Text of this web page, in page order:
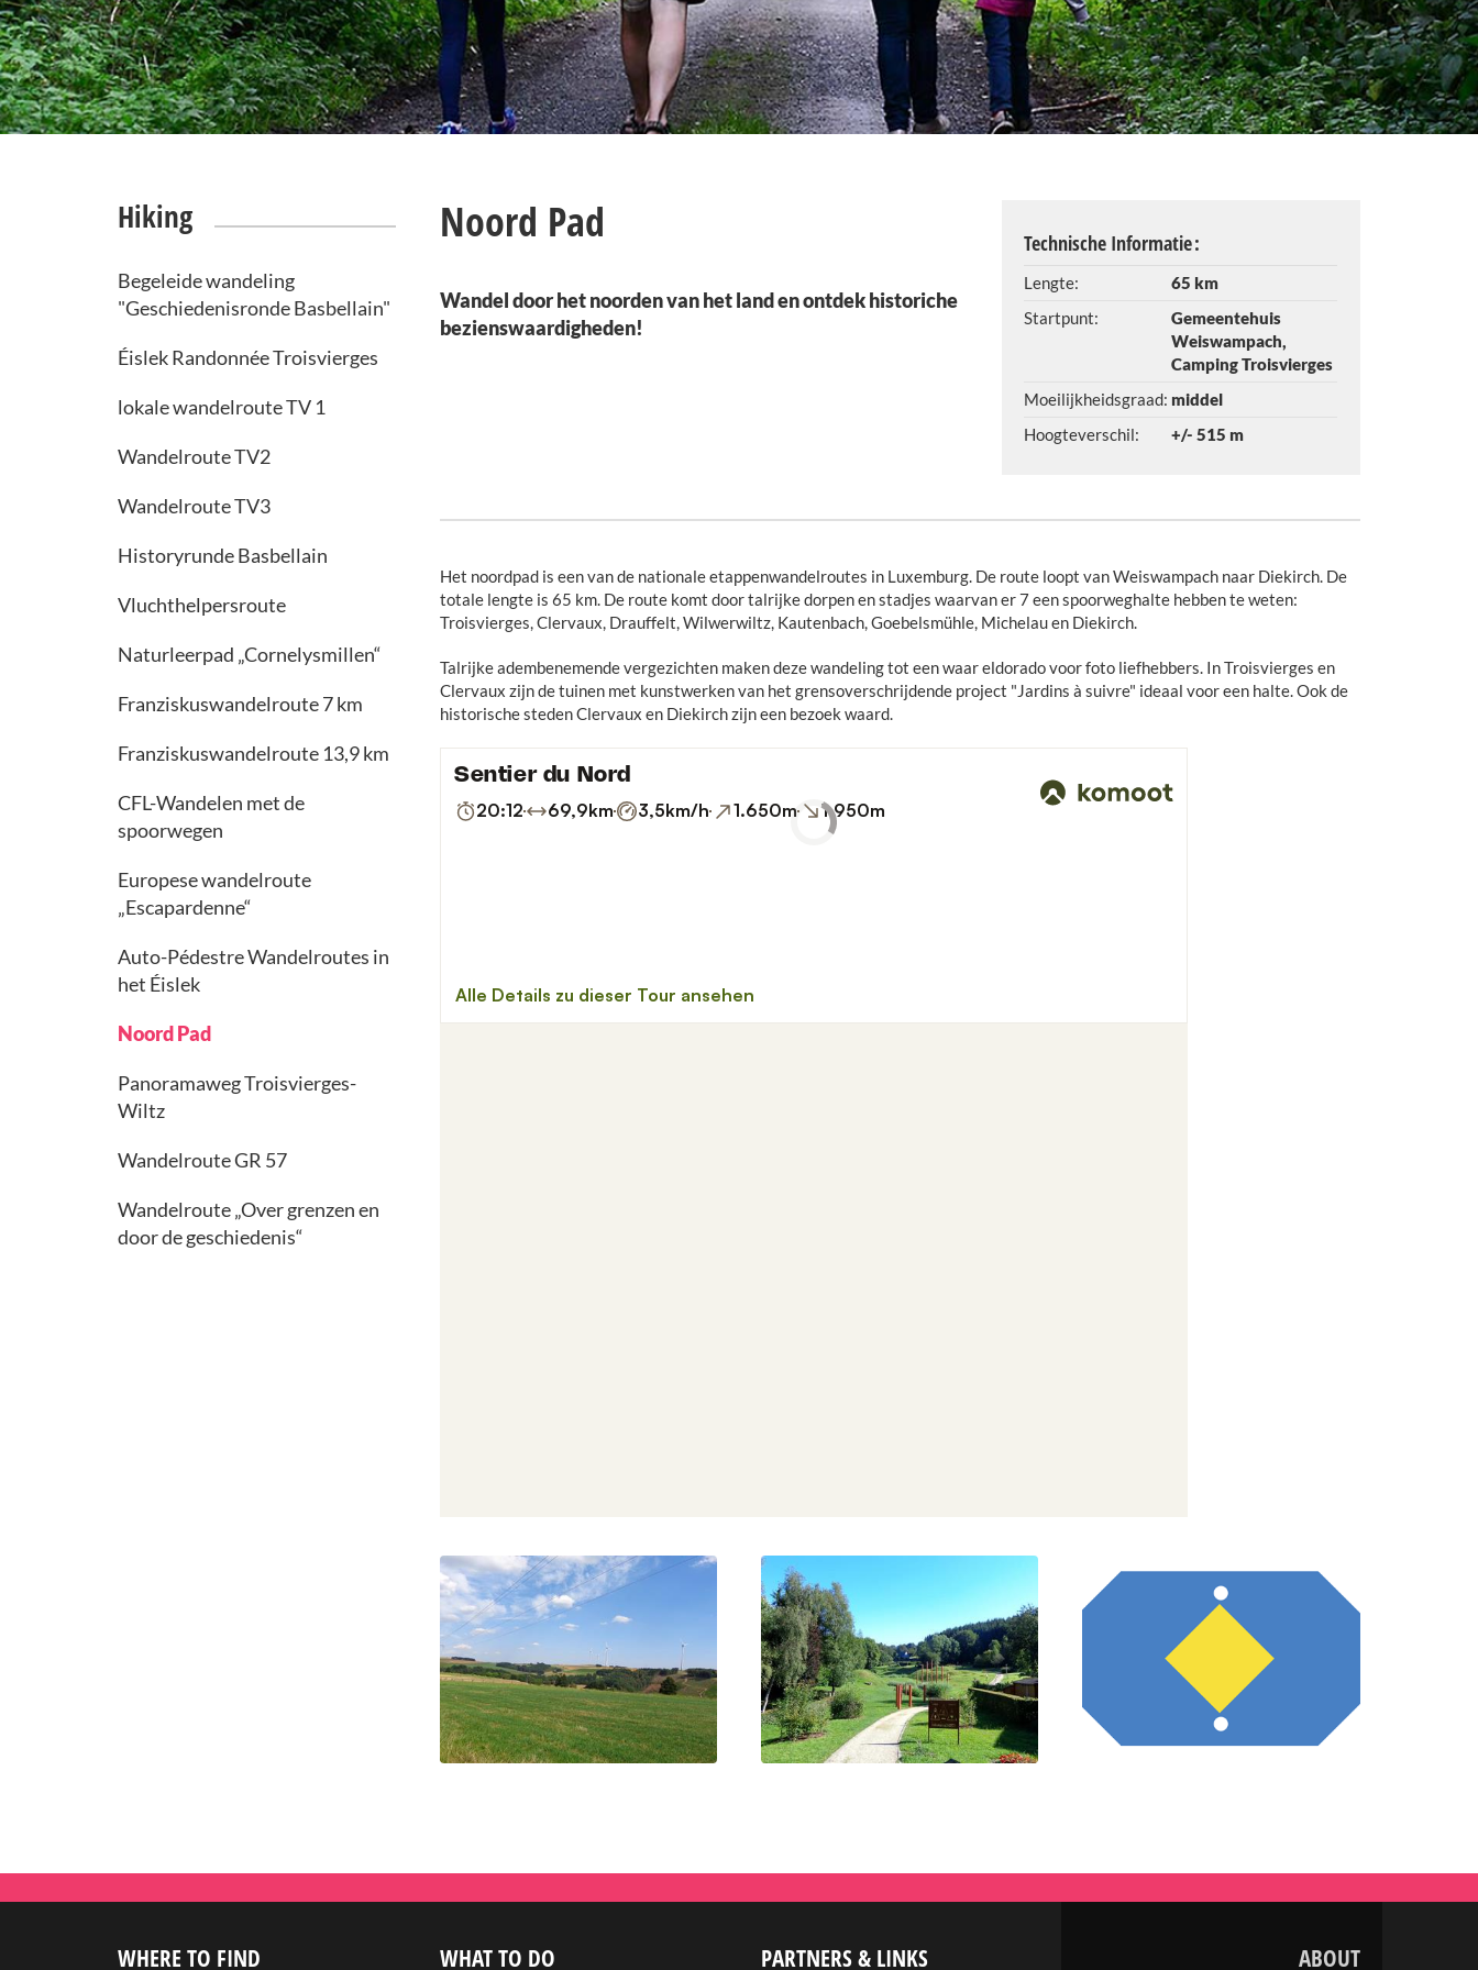
Hiking
Begeleide wandeling
"Geschiedenisronde Basbellain"
Éislek Randonnée Troisvierges
lokale wandelroute TV 1
Wandelroute TV2
Wandelroute TV3
Historyrunde Basbellain
Vluchthelpersroute
Naturleerpad „Cornelysmillen“
Franziskuswandelroute 7 km
Franziskuswandelroute 13,9 km
CFL-Wandelen met de
spoorwegen
Europese wandelroute
„Escapardenne“
Auto-Pédestre Wandelroutes in
het Éislek
Noord Pad
Panoramaweg Troisvierges-
Wiltz
Wandelroute GR 57
Wandelroute „Over grenzen en
door de geschiedenis“
Noord Pad
Wandel door het noorden van het land en ontdek historiche
bezienswaardigheden!
Technische Informatie :
Lengte:
65 km
Startpunt:
Gemeentehuis
Weiswampach,
Camping Troisvierges
Moeilijkheidsgraad: middel
Hoogteverschil:
+/- 515 m
Het noordpad is een van de nationale etappenwandelroutes in Luxemburg. De route loopt van Weiswampach naar Diekirch. De
totale lengte is 65 km. De route komt door talrijke dorpen en stadjes waarvan er 7 een spoorweghalte hebben te weten:
Troisvierges, Clervaux, Drauffelt, Wilwerwiltz, Kautenbach, Goebelsmühle, Michelau en Diekirch.
Talrijke adembenemende vergezichten maken deze wandeling tot een waar eldorado voor foto liefhebbers. In Troisvierges en
Clervaux zijn de tuinen met kunstwerken van het grensoverschrijdende project "Jardins à suivre" ideaal voor een halte. Ook de
historische steden Clervaux en Diekirch zijn een bezoek waard.
WHERE TO FIND WHAT TO DO PARTNERS & LINKS ABOUT